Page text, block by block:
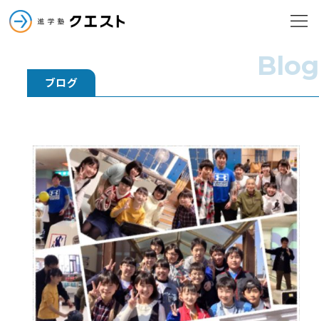
進学塾クエスト メニュー
進学塾クエスト
小学部
中学部
高校部
ブログ
Blog